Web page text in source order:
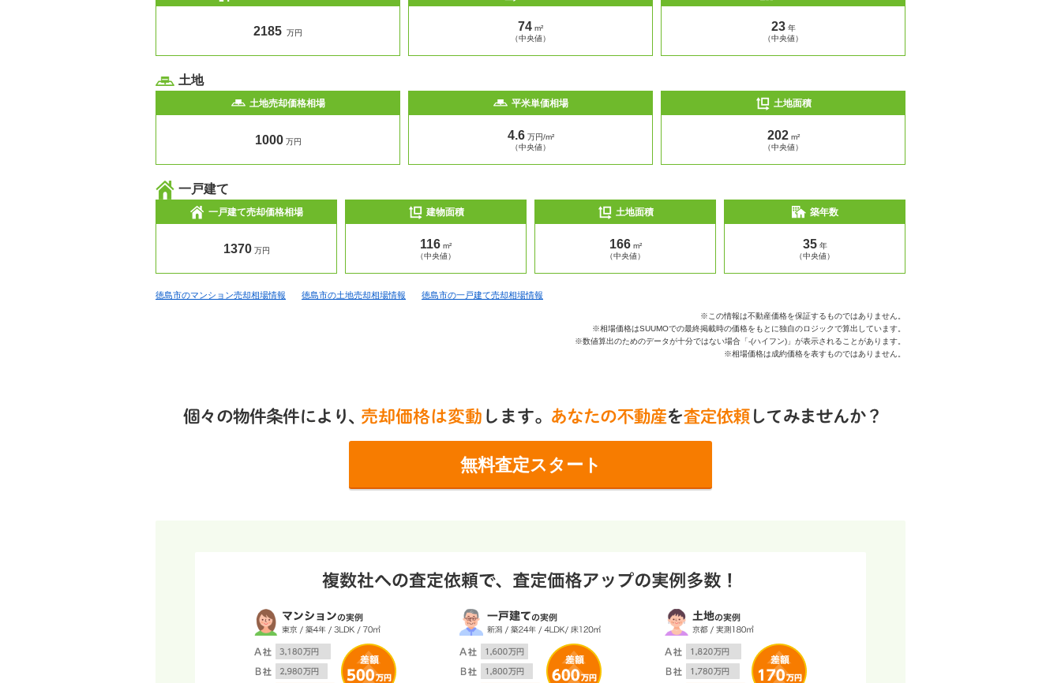
2185 万円 74 m²
（中央値）
23 年
（中央値）
土地
土地売却価格相場
1000 万円
平米単価相場
4.6 万円/m²
（中央値）
土地面積
202 m²
（中央値）
一戸建て
一戸建て売却価格相場
1370 万円
建物面積
116 m²
（中央値）
土地面積
166 m²
（中央値）
築年数
35 年
（中央値）
徳島市のマンション売却相場情報 徳島市の土地売却相場情報 徳島市の一戸建て売却相場情報
※この情報は不動産価格を保証するものではありません。
※相場価格はSUUMOでの最終掲載時の価格をもとに独自のロジックで算出しています。
※数値算出のためのデータが十分ではない場合「-(ハイフン)」が表示されることがあります。
※相場価格は成約価格を表すものではありません。
無料査定スタート